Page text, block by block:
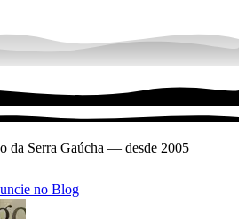
da Serra Gaúcha — desde 2005
no Blog